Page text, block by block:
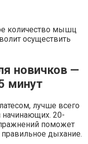
количество мышц
осуществить
новичков —
минут
лучше всего
начинающих. 20-
поможет
правильное дыхание.